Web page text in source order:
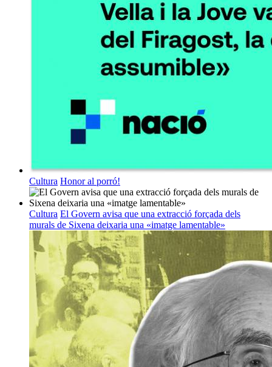
Cultura Honor al porró!
Cultura El Govern avisa que una extracció forçada dels
murals de Sixena deixaria una «imatge lamentable»